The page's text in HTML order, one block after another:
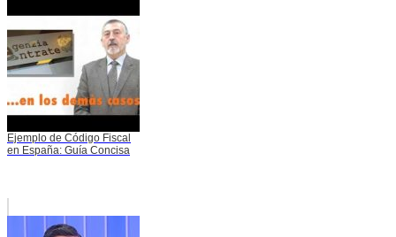
Ejemplo de Código Fiscal
en España: Guía Concisa